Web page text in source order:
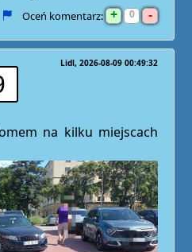
Oceń komentarz: + 0 -
Lidl 2026-08-09 00:49:32
na kilku miejscach